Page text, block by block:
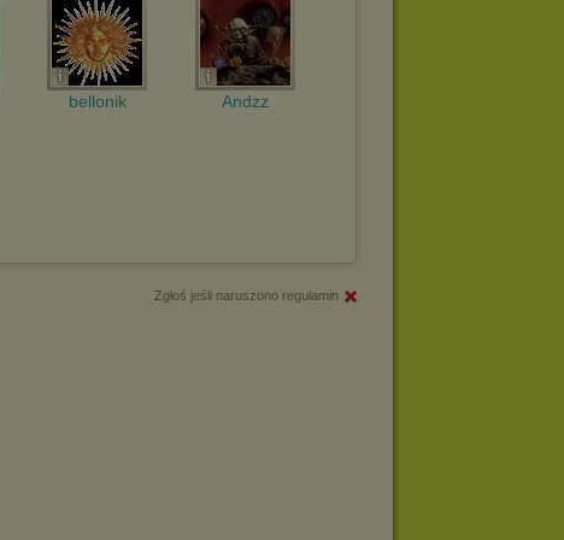
bellonik Andzz
Zgłoś jeśli naruszono regulamin